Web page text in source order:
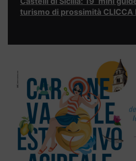
turismo di prossimità CLICCA